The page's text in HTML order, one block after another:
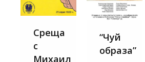
Среща
с
Михаил
“Чуй
образа”